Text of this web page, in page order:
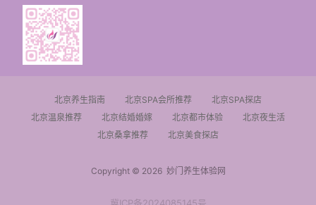
北京养生指南 北京SPA会所推荐
北京SPA探店
北京温泉推荐
北京结婚婚嫁 北京都市体验
北京夜生活
北京桑拿推荐
北京美食探店
Copyright © 2026妙门养生体验网